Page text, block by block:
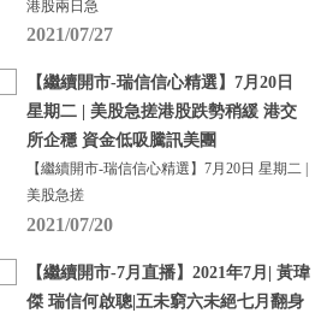
港股兩日急
2021/07/27
【繼續開市-瑞信信心精選】7月20日
星期二 | 美股急搓港股跌勢稍緩 港交
所企穩 資金低吸騰訊美團
【繼續開市-瑞信信心精選】7月20日 星期二 |
美股急搓
2021/07/20
【繼續開市-7月直播】2021年7月| 黃瑋
傑 瑞信何啟聰|五未窮六未絕七月翻身